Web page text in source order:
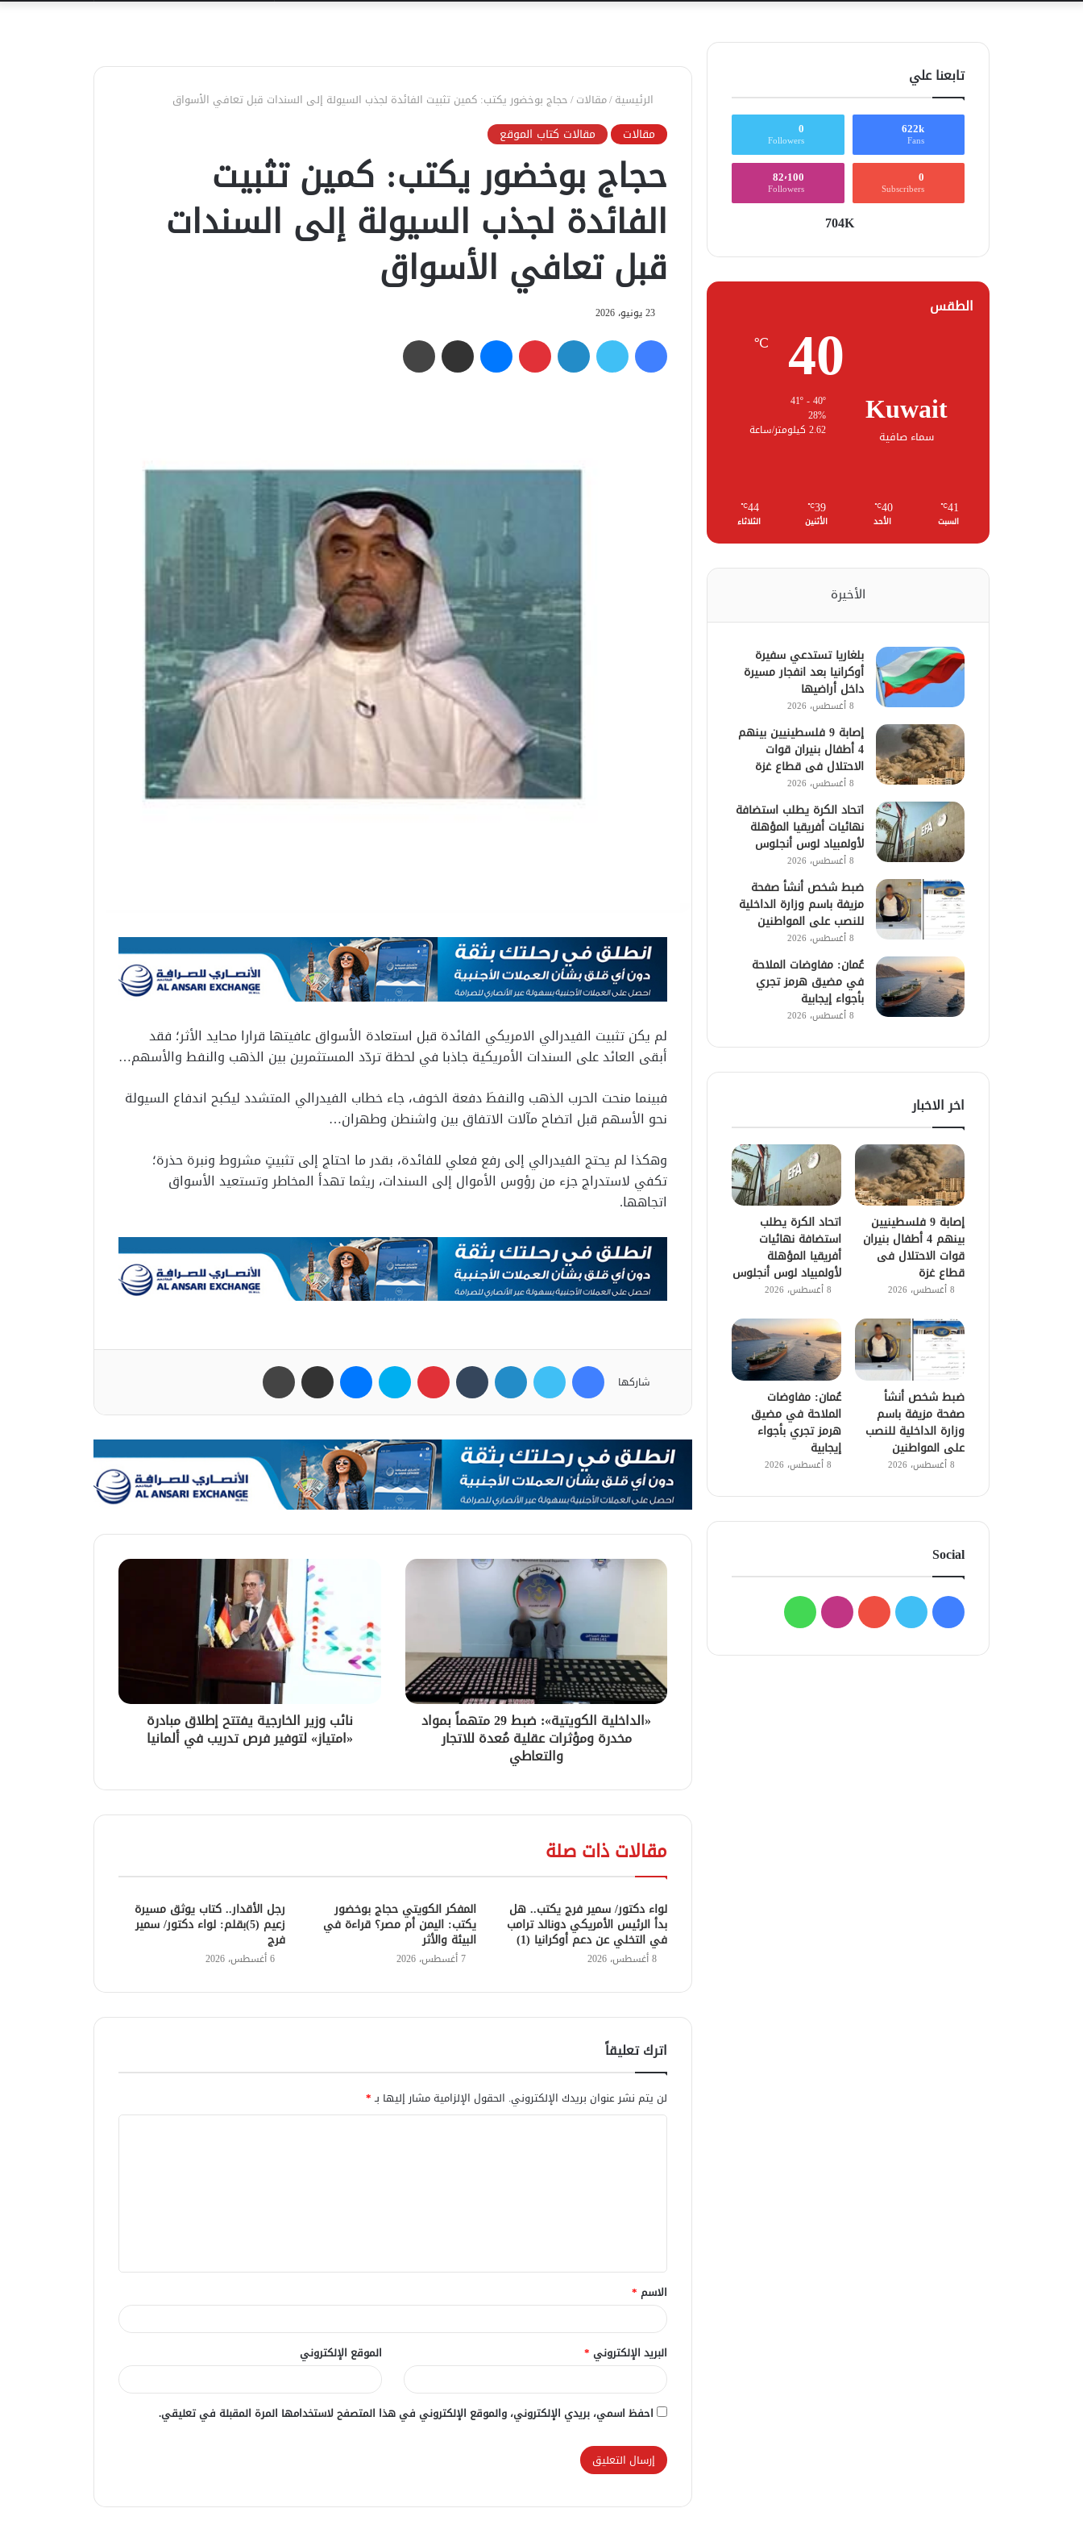
الرئيسية/مقالات/حجاج بوخضور يكتب: كمين تثبيت الفائدة لجذب السيولة إلى السندات قبل تعافي الأسواق
مقالات مقالات كتاب الموقع
حجاج بوخضور يكتب: كمين تثبيت
الفائدة لجذب السيولة إلى السندات
قبل تعافي الأسواق
23 يونيو، 2026
فيسبوك تويتر لينكدإن بينتيريست ماسنجر مشاركة عبر البريد
لم يكن تثبيت الفيدرالي الامريكي الفائدة قبل استعادة الأسواق عافيتها قرارا محايد الأثر؛ فقد
أبقى العائد على السندات الأمريكية جاذبا في لحظة تردّد المستثمرين بين الذهب والنفط والأسهم…
فبينما منحت الحرب الذهب والنفطَ دفعة الخوف، جاء خطاب الفيدرالي المتشدد ليكبح اندفاع السيولة
نحو الأسهم قبل اتضاح مآلات الاتفاق بين واشنطن وطهران…
وهكذا لم يحتج الفيدرالي إلى رفع فعلي للفائدة، بقدر ما احتاج إلى تثبيتٍ مشروط ونبرة حذرة؛
تكفي لاستدراج جزء من رؤوس الأموال إلى السندات، ريثما تهدأ المخاطر وتستعيد الأسواق
اتجاهها.
شاركها
فيسبوك تويتر لينكدإن بينتيريست سكايب ماسنجر مشاركة عبر البريد
«الداخلية الكويتية»: ضبط 29 متهماً بمواد
مخدرة ومؤثرات عقلية مُعدة للاتجار
والتعاطي
نائب وزير الخارجية يفتتح إطلاق مبادرة
«امتياز» لتوفير فرص تدريب في ألمانيا
مقالات ذات صلة
لواء دكتور/ سمير فرج يكتب.. هل
بدأ الرئيس الأمريكي دونالد ترامب
في التخلي عن دعم أوكرانيا (1)
8 أغسطس، 2026
المفكر الكويتي حجاج بوخضور
يكتب: اليمن أم مصر؟ قراءة في
البيئة والأثر
7 أغسطس، 2026
رجل الأقدار.. كتاب يوثق مسيرة
زعيم (5)بقلم: لواء دكتور/ سمير
فرج
6 أغسطس، 2026
اترك تعليقاً
لن يتم نشر عنوان بريدك الإلكتروني. الحقول الإلزامية مشار إليها بـ*
ق
*
الاسم *
البريد الإلكتروني * الموقع الإلكتروني
احفظ اسمي، بريدي الإلكتروني، والموقع الإلكتروني في هذا المتصفح لاستخدامها المرة المقبلة في تعليقي.
تابعنا علي
622k
Fans
0
Followers
0
Subscribers
82٬100
Followers
704K
الطقس
Kuwait
سماء صافية
40
℃
41º - 40º
28%
2.62 كيلومتر/ساعة
41
℃
السبت
40
℃
الأحد
39
℃
الأثنين
44
℃
الثلاثاء
الأخيرة
بلغاريا تستدعي سفيرة
أوكرانيا بعد انفجار مسيرة
داخل أراضيها
8 أغسطس، 2026
إصابة 9 فلسطينيين بينهم
4 أطفال بنيران قوات
الاحتلال فى قطاع غزة
8 أغسطس، 2026
اتحاد الكرة يطلب استضافة
نهائيات أفريقيا المؤهلة
لأولمبياد لوس أنجلوس
8 أغسطس، 2026
ضبط شخص أنشأ صفحة
مزيفة باسم وزارة الداخلية
للنصب على المواطنين
8 أغسطس، 2026
عُمان: مفاوضات الملاحة
في مضيق هرمز تجري
بأجواء إيجابية
8 أغسطس، 2026
اخر الاخبار
إصابة 9 فلسطينيين
بينهم 4 أطفال بنيران
قوات الاحتلال فى
قطاع غزة
8 أغسطس، 2026
اتحاد الكرة يطلب
استضافة نهائيات
أفريقيا المؤهلة
لأولمبياد لوس أنجلوس
8 أغسطس، 2026
ضبط شخص أنشأ
صفحة مزيفة باسم
وزارة الداخلية للنصب
على المواطنين
8 أغسطس، 2026
عُمان: مفاوضات
الملاحة في مضيق
هرمز تجري بأجواء
إيجابية
8 أغسطس، 2026
Social
فيسبوك
تويتر يوتيوبانستقرامواتساب